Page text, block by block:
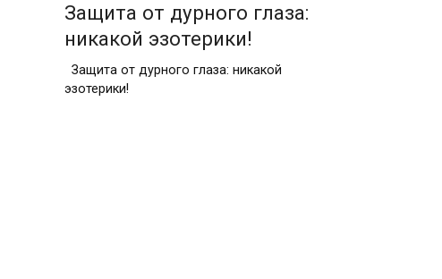
Защита от дурного глаза:
никакой эзотерики!
Защита от дурного глаза: никакой
эзотерики!